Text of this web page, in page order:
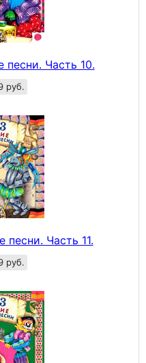
песни. Часть 10.
руб.
песни. Часть 11.
руб.